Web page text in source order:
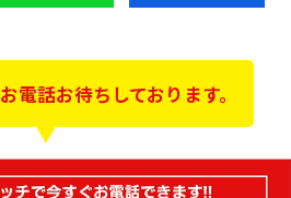
電話お待ちしております。